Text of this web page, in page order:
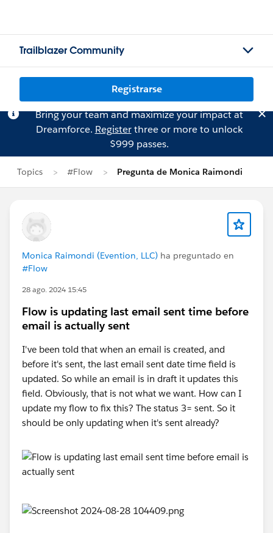
Trailblazer Community
Registrarse
Bring your team and maximize your impact at
Dreamforce. Registerthree or more to unlock
$999 passes.
Topics #Flow Pregunta de Monica Raimondi
Monica Raimondi (Evention, LLC) ha preguntado en
#Flow
28 ago. 2024 15:45
Flow is updating last email sent time before
email is actually sent
I've been told that when an email is created, and
before it's sent, the last email sent date time field is
updated. So while an email is in draft it updates this
field. Obviously, that is not what we want. How can I
update my flow to fix this? The status 3= sent. So it
should be only updating when it's sent already?